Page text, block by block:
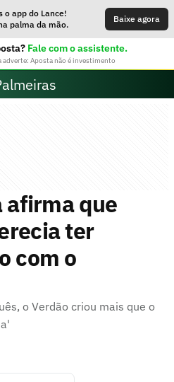
o app do Lance!
palma da mão.
Baixe agora
Fale com o assistente.
adverte: Aposta não é investimento
afirma que
ter
com o
o Verdão criou mais que o